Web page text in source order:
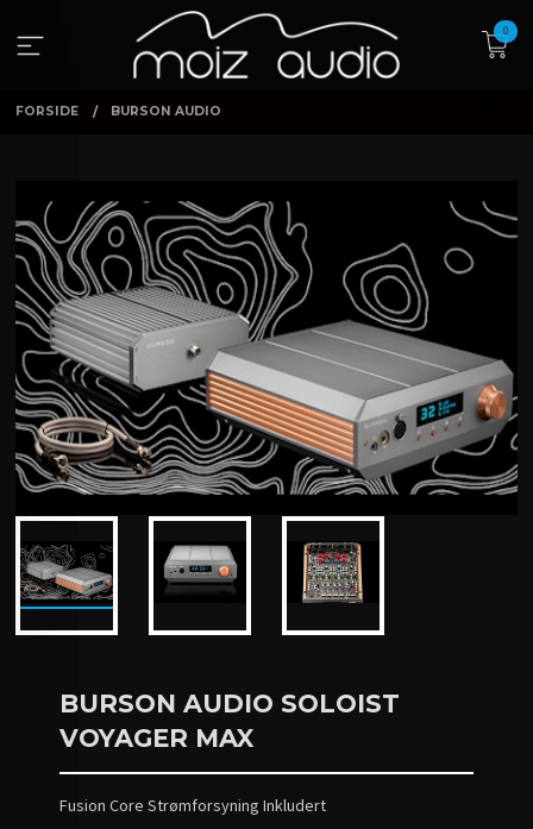
innholdet
0
FORSIDE BURSON AUDIO
BURSON AUDIO SOLOIST
VOYAGER MAX
Fusion Core Strømforsyning Inkludert